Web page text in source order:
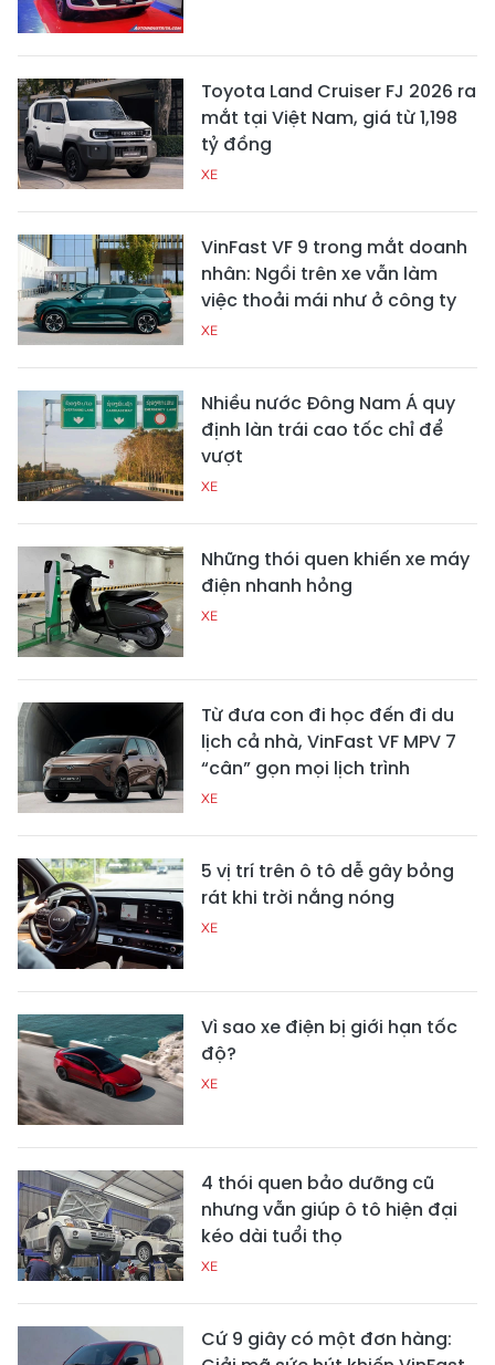
Toyota Land Cruiser FJ 2026 ra
mắt tại Việt Nam, giá từ 1,198
tỷ đồng
XE
VinFast VF 9 trong mắt doanh
nhân: Ngồi trên xe vẫn làm
việc thoải mái như ở công ty
XE
Nhiều nước Đông Nam Á quy
định làn trái cao tốc chỉ để
vượt
XE
Những thói quen khiến xe máy
điện nhanh hỏng
XE
Từ đưa con đi học đến đi du
lịch cả nhà, VinFast VF MPV 7
“cân” gọn mọi lịch trình
XE
5 vị trí trên ô tô dễ gây bỏng
rát khi trời nắng nóng
XE
Vì sao xe điện bị giới hạn tốc
độ?
XE
4 thói quen bảo dưỡng cũ
nhưng vẫn giúp ô tô hiện đại
kéo dài tuổi thọ
XE
Cứ 9 giây có một đơn hàng: